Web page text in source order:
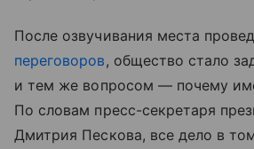
После озвучивания места
переговоров , общество стало
и тем же вопросом — почему
По словам пресс-секретаря
Дмитрия Пескова, все дело в